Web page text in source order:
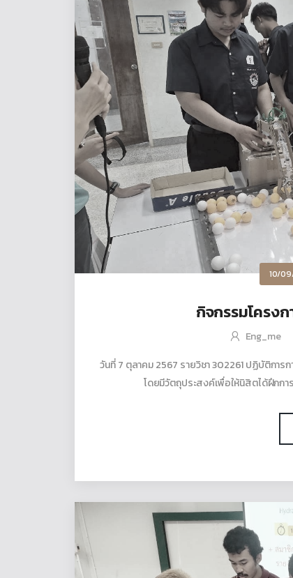
10/
กิจกรรมโครง
Eng_me
วันที่ 7 ตุลาคม 2567 รายวิชา 302261 ปฏิบัติกา
โดยมีวัตถุประสงค์เพื่อให้นิสิตได้ฝึกกา